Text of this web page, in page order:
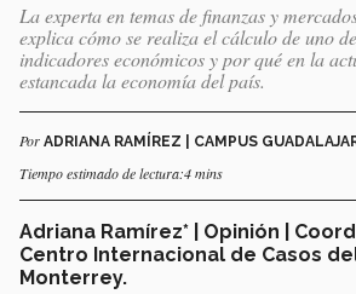
La experta en temas de finanzas y
explica cómo se realiza el cálculo de uno
indicadores económicos y por qué en la
estancada la economía del país.
Por ADRIANA RAMÍREZ | CAMPUS
Tiempo estimado de lectura:4 mins
Adriana Ramírez* | Opinión |
Centro Internacional de Casos
Monterrey.